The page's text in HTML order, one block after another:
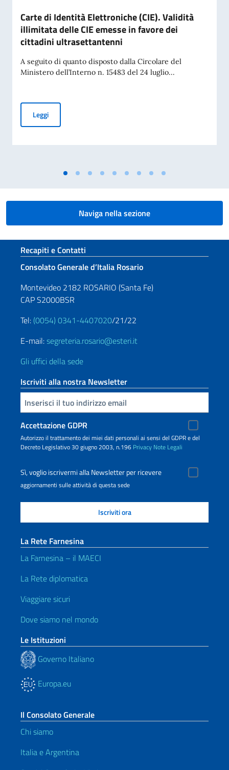
Carte di Identità Elettroniche (CIE). Validità
illimitata delle CIE emesse in favore dei
cittadini ultrasettantenni
A seguito di quanto disposto dalla Circolare del
Ministero dell’Interno n. 15483 del 24 luglio...
LeggiCarte di Identità Elettroniche (CIE). Validità illimitata
Naviga nella sezione
Sezione footer
Recapiti e Contatti
Consolato Generale d’Italia Rosario
Montevideo 2182 ROSARIO (Santa Fe)
CAP S2000BSR
Tel: (0054) 0341-4407020/21/22
E-mail:segreteria.rosario@esteri.it
Gli uffici della sede
Iscriviti alla nostra Newsletter
Inserisci la tua email
Accettazione GDPR
Autorizzo il trattamento dei miei dati personali ai sensi del GDPR e del
Decreto Legislativo 30 giugno 2003, n.196 Privacy Note Legali
Sì, voglio iscrivermi alla Newsletter per ricevere
aggiornamenti sulle attività di questa sede
La Rete Farnesina
La Farnesina – il MAECI
La Rete diplomatica
Viaggiare sicuri
Dove siamo nel mondo
Le Istituzioni
Governo Italiano
Europa.eu
Il Consolato Generale
Chi siamo
Italia e Argentina